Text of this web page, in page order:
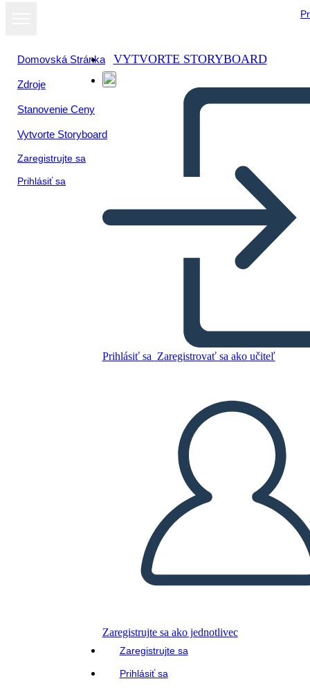
Domovská Stránka
Zdroje
Stanovenie Ceny
Vytvorte Storyboard
Zaregistrujte sa
Prihlásiť sa
VYTVORTE STORYBOARD
Prihlásiť sa Zaregistrovať sa ako učiteľ
Zaregistrujte sa ako jednotlivec
Zaregistrujte sa
Prihlásiť sa
Skopírujte tento Storyboard
VYTVORIŤ STORYBOARD